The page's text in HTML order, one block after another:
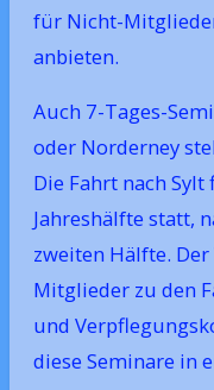
für Nicht-
anbieten.
Auch 7-Tages-
oder Norderney
Die Fahrt nach
Jahreshälfte statt,
zweiten Hälfte.
Mitglieder zu den
und
diese Seminare in